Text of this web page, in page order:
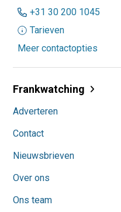
+31 30 200 1045
Tarieven
Meer contactopties
Frankwatching
Adverteren
Contact
Nieuwsbrieven
Over ons
Ons team